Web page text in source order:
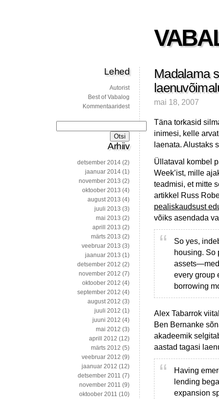
Madalama
mai 18, 2007
Täna torkasid
inimesi, kelle
laenata. Alustaks
Üllataval kombel
Week’ist, mille
teadmisi, et mitte
artikkel Russ
pealiskaudsust
võiks asendada
So yes,
housing. So
every group
borrowing
Alex Tabarrok
Ben Bernanke
akadeemik
aastad tagasi
Having
lending
expansion
Lehed
Autorist
Best of Vabalog
Kommentaaridest
Arhiiv
detsember 2014 (2)
jaanuar 2014 (1)
november 2013 (2)
oktoober 2013 (4)
august 2013 (4)
juuli 2013 (3)
mai 2013 (2)
aprill 2013 (2)
märts 2013 (2)
veebruar 2013 (3)
jaanuar 2013 (1)
detsember 2012 (2)
november 2012 (7)
oktoober 2012 (4)
september 2012 (4)
august 2012 (3)
juuli 2012 (1)
juuni 2012 (4)
mai 2012 (3)
aprill 2012 (12)
märts 2012 (5)
veebruar 2012 (9)
jaanuar 2012 (12)
detsember 2011 (7)
november 2011 (9)
oktoober 2011 (10)